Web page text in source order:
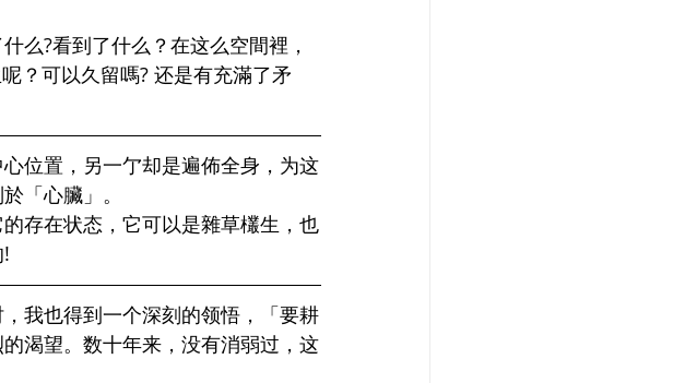
么?看到了什么？在这么空間裡，
？可以久留嗎? 还是有充滿了矛
位置，另一亇却是遍佈全身，为这
「心臟」。
存在状态，它可以是雜草欉生，也
我也得到一个深刻的领悟，「要耕
渴望。数十年来，没有消弱过，这